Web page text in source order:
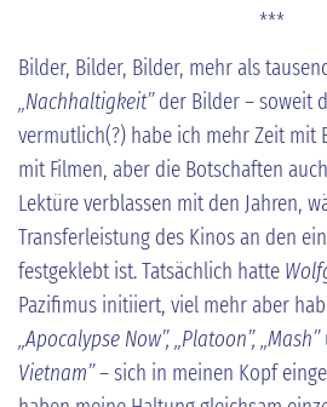
***
Bilder, Bilder, Bilder, mehr als
„Nachhaltigkeit”der Bilder – soweit
vermutlich(?) habe ich mehr Zeit mit
mit Filmen, aber die Botschaften
Lektüre verblassen mit den Jahren,
Transferleistung des Kinos an den
festgeklebt ist. Tatsächlich hatte
Pazifimus initiiert, viel mehr aber
„Apocalypse Now”, „Platoon”, „Mash”
Vietnam” –sich in meinen Kopf